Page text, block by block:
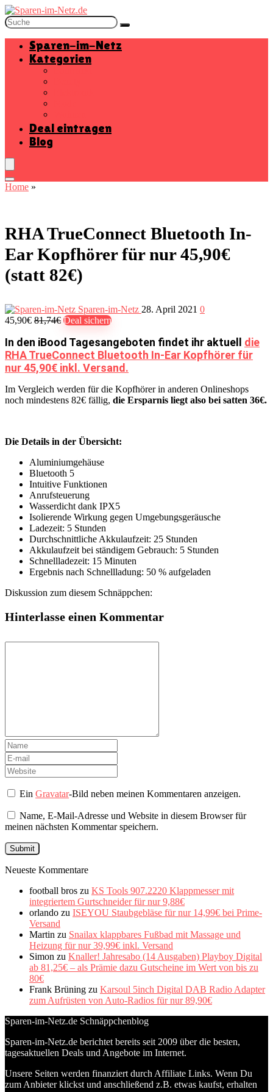
Sparen-im-Netz
Kategorien
Deal eintragen
Blog
Home »
RHA TrueConnect Bluetooth In-
Ear Kopfhörer für nur 45,90€
(statt 82€)
Sparen-im-Netz 28. April 2021 0
45,90€ 81,74€ Deal sichern
In den iBood Tagesangeboten findet ihr aktuell die
RHA TrueConnect Bluetooth In-Ear Kopfhörer für
nur 45,90€ inkl. Versand.
Im Vergleich werden für die Kopfhörer in anderen Onlineshops
noch mindestens 82€ fällig, die Ersparnis liegt also bei satten 36€.
Die Details in der Übersicht:
Aluminiumgehäuse
Bluetooth 5
Intuitive Funktionen
Anrufsteuerung
Wasserdicht dank IPX5
Isolierende Wirkung gegen Umgebungsgeräusche
Ladezeit: 5 Stunden
Durchschnittliche Akkulaufzeit: 25 Stunden
Akkulaufzeit bei ständigem Gebrauch: 5 Stunden
Schnellladezeit: 15 Minuten
Ergebnis nach Schnellladung: 50 % aufgeladen
Diskussion zum diesem Schnäppchen:
Hinterlasse einen Kommentar
EinGravatar-Bild neben meinen Kommentaren anzeigen.
Name, E-Mail-Adresse und Website in diesem Browser für
meinen nächsten Kommentar speichern.
Neueste Kommentare
football bros zu KS Tools 907.2220 Klappmesser mit
integriertem Gurtschneider für nur 9,88€
orlando zu ISEYOU Staubgebläse für nur 14,99€ bei Prime-
Versand
Martin zu Snailax klappbares Fußbad mit Massage und
Heizung für nur 39,99€ inkl. Versand
Simon zu Knaller! Jahresabo (14 Ausgaben) Playboy Digital
ab 81,25€ – als Prämie dazu Gutscheine im Wert von bis zu
80€
Frank Brüning zu Karsoul 5inch Digital DAB Radio Adapter
zum Aufrüsten von Auto-Radios für nur 89,90€
Sparen-im-Netz.de Schnäppchenblog
Sparen-im-Netz.de berichtet bereits seit 2009 über die besten,
tagesaktuellen Deals und Angebote im Internet.
Unsere Seiten werden finanziert durch Affiliate Links. Wenn Du
zum Anbieter klickst und anschließend z.B. etwas kaufst, erhalten